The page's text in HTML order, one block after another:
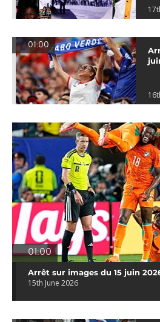
01:00
01:00
Arrêt sur images du 15 juin
15th June 2026